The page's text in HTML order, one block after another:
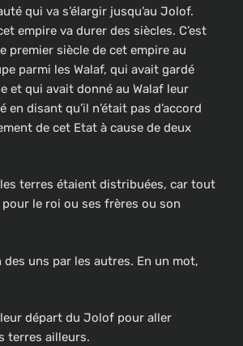
qui va s’élargir jusqu’au Jolof.
empire va durer des siècles. C’est
premier siècle de cet empire au
parmi les Walaf, qui avait gardé
et qui avait donné au Walaf leur
en disant qu’il n’était pas d’accord
de cet Etat à cause de deux
terres étaient distribuées, car tout
le roi ou ses frères ou son
uns par les autres. En un mot,
leur départ du Jolof pour aller
terres ailleurs.